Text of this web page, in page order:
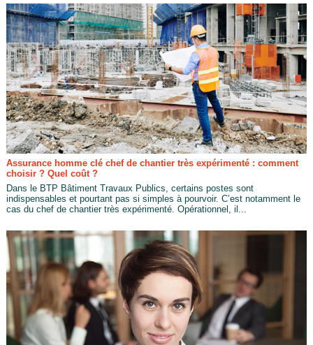
Assurance homme clé chef de chantier très expérimenté : comment
choisir ? Quel coût ?
Dans le BTP Bâtiment Travaux Publics, certains postes sont
indispensables et pourtant pas si simples à pourvoir. C’est notamment le
cas du chef de chantier très expérimenté. Opérationnel, il...